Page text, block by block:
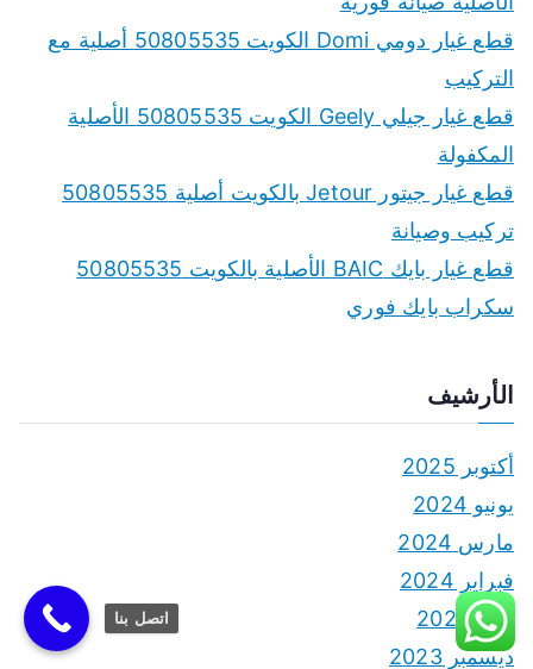
قطع غيار دومي Domi الكويت 50805535 أصلية مع
التركيب
قطع غيار جيلي Geely الكويت 50805535 الأصلية
المكفولة
قطع غيار جيتور Jetour بالكويت أصلية 50805535
تركيب وصيانة
قطع غيار بايك BAIC الأصلية بالكويت 50805535
سكراب بايك فوري
الأرشيف
أكتوبر 2025
يونيو 2024
مارس 2024
فبراير 2024
يناير 2024
ديسمبر 2023
اتصل بنا